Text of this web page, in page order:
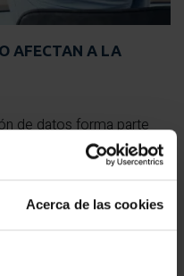
Acerca de las cookies
AFECTAN A LA
de datos forma parte
de trabajo. Oficinas,
atención al
de manera habitual